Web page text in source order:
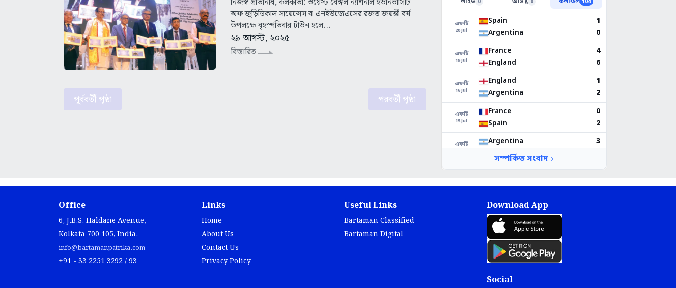
অফ জুড়িডিকাল সায়েন্সেস বা এনইউজেএসের রজত জয়ন্তী বর্ষ
উপলক্ষে বৃহস্পতিবার টাউন হলে...
২৯ আগস্ট, ২০২৫
বিস্তারিত
পূর্ববর্তী পৃষ্ঠা পরবর্তী পৃষ্ঠা
Office
6, J.B.S. Haldane Avenue,
Kolkata 700 105, India.
info@bartamanpatrika.com
+91 - 33 2251 3292 / 93
Links
Home
About Us
Contact Us
Privacy Policy
Useful Links
Bartaman Classified
Bartaman Digital
Download App
Social